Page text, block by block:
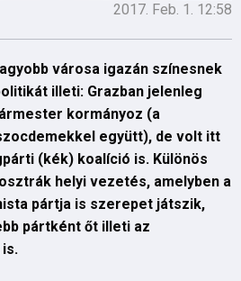
2017. Feb. 1. 12:58
városa igazán színesnek
illeti: Grazban jelenleg
kormányoz (a
együtt), de volt itt
(kék) koalíció is. Különös
helyi vezetés, amelyben a
pártja is szerepet játszik,
pártként őt illeti az